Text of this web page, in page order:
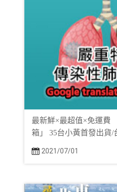
最新鮮×最超值×免運費
箱」 35台小黃首發出貨/
2021/07/01